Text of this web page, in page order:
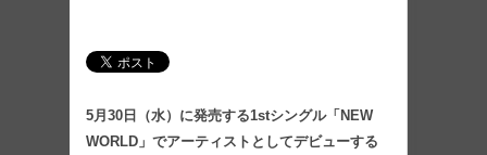
5月30日（水）に発売する1stシングル「NEW
WORLD」でアーティストとしてデビューする